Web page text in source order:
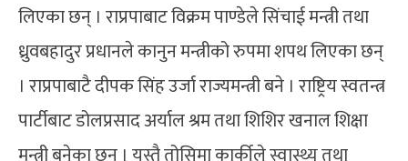
लिएका छन् । राप्रपाबाट विक्रम पाण्डेले सिंचाई मन्त्री तथा
ध्रुवबहादुर प्रधानले कानुन मन्त्रीको रुपमा शपथ लिएका छन्
। राप्रपाबाटै दीपक सिंह उर्जा राज्यमन्त्री बने । राष्ट्रिय स्वतन्त्र
पार्टीबाट डोलप्रसाद अर्याल श्रम तथा शिशिर खनाल शिक्षा